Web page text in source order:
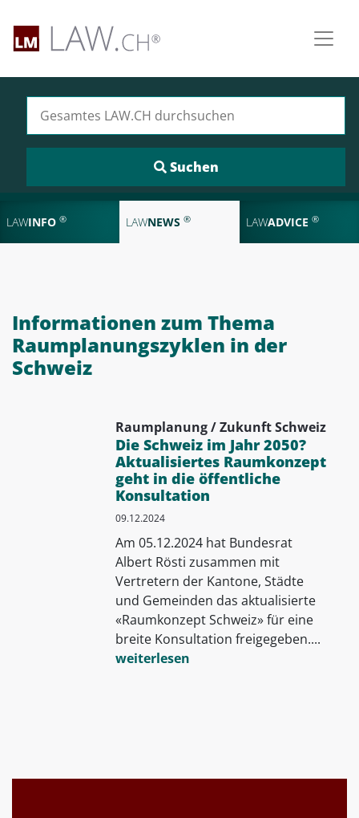
LAWINFO ® LAWNEWS ® LAWADVICE ®
Informationen zum Thema
Raumplanungszyklen in der
Schweiz
Raumplanung / Zukunft Schweiz
Die Schweiz im Jahr 2050?
Aktualisiertes Raumkonzept
geht in die öffentliche
Konsultation
09.12.2024
Am 05.12.2024 hat Bundesrat
Albert Rösti zusammen mit
Vertretern der Kantone, Städte
und Gemeinden das aktualisierte
«Raumkonzept Schweiz» für eine
breite Konsultation freigegeben....
weiterlesen